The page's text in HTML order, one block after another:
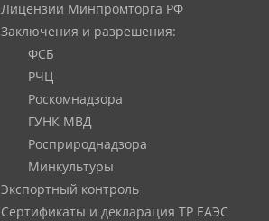
Лицензии Минпромторга РФ
Заключения и разрешения:
ФСБ
РЧЦ
Роскомнадзора
ГУНК МВД
Росприроднадзора
Минкультуры
Экспортный контроль
Сертификаты и декларация ТР ЕАЭС